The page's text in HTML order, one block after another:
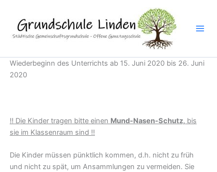
springen
Wiederbeginn des Unterrichts ab 15. Juni 2020 bis 26. Juni
2020
!! Die Kinder tragen bitte einen Mund-Nasen-Schutz, bis
sie im Klassenraum sind !!
Die Kinder müssen pünktlich kommen, d.h. nicht zu früh
und nicht zu spät, um Ansammlungen zu vermeiden. Sie